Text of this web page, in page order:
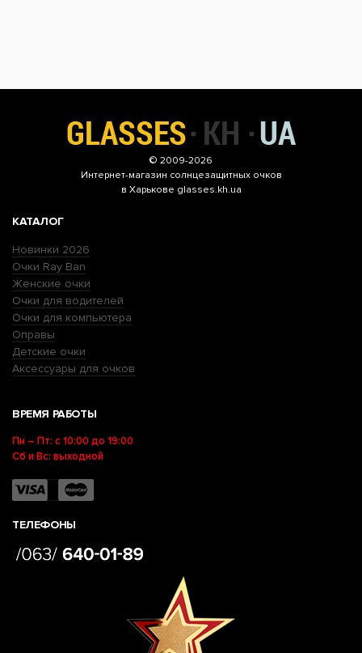
© 2009-2026
Интернет-магазин солнцезащитных очков
в Харькове glasses.kh.ua
КАТАЛОГ
Новинки 2026
Очки Ray Ban
Женские очки
Очки для водителей
Очки для компьютера
Оправы
Детские очки
Аксессуары для очков
ВРЕМЯ РАБОТЫ
Пн – Пт: с 10:00 до 19:00
Сб и Вс: выходной
ТЕЛЕФОНЫ